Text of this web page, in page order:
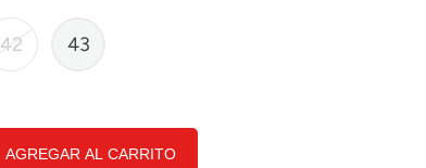
42 43
AGREGAR AL CARRITO